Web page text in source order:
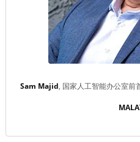
Sam Majid 国家人工智能办公室前